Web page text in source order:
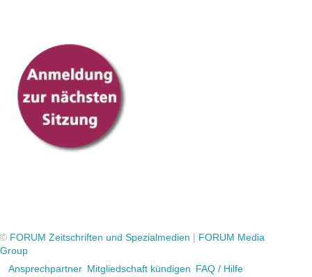
© FORUM Zeitschriften und Spezialmedien | FORUM Media
Group
Ansprechpartner Mitgliedschaft kündigen FAQ / Hilfe